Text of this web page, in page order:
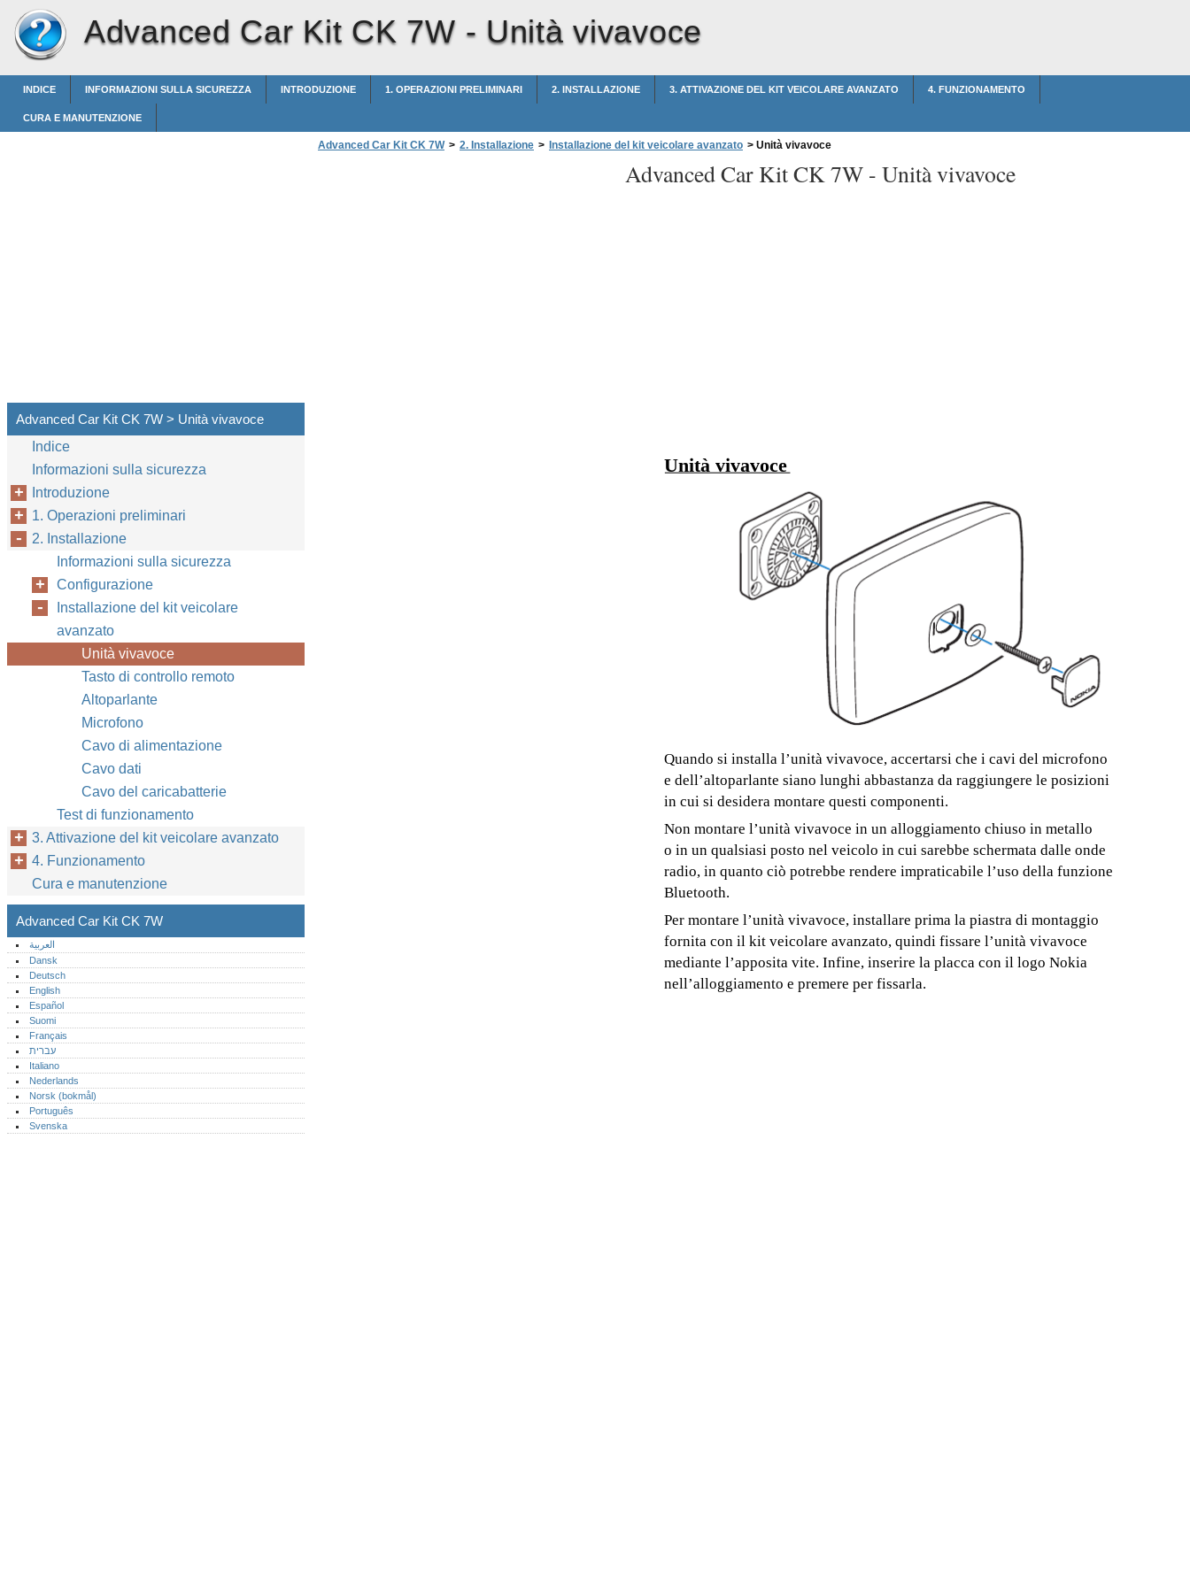
Advanced Car Kit CK 7W - Unità vivavoce
INDICE INFORMAZIONI SULLA SICUREZZA INTRODUZIONE 1. OPERAZIONI PRELIMINARI 2. INSTALLAZIONE 3. ATTIVAZIONE DEL KIT VEICOLARE AVANZATO 4. FUNZIONAMENTO
CURA E MANUTENZIONE
Advanced Car Kit CK 7W > 2. Installazione > Installazione del kit veicolare avanzato > Unità vivavoce
Advanced Car Kit CK 7W - Unità vivavoce
Unità vivavoce
Quando si installa l’unità vivavoce, accertarsi che i cavi del microfono
e dell’altoparlante siano lunghi abbastanza da raggiungere le posizioni
in cui si desidera montare questi componenti.
Non montare l’unità vivavoce in un alloggiamento chiuso in metallo
o in un qualsiasi posto nel veicolo in cui sarebbe schermata dalle onde
radio, in quanto ciò potrebbe rendere impraticabile l’uso della funzione
Bluetooth.
Per montare l’unità vivavoce, installare prima la piastra di montaggio
fornita con il kit veicolare avanzato, quindi fissare l’unità vivavoce
mediante l’apposita vite. Infine, inserire la placca con il logo Nokia
nell’alloggiamento e premere per fissarla.
Advanced Car Kit CK 7W > Unità vivavoce
Indice
Informazioni sulla sicurezza
Introduzione
1. Operazioni preliminari
2. Installazione
Informazioni sulla sicurezza
Configurazione
Installazione del kit veicolare
avanzato
Unità vivavoce
Tasto di controllo remoto
Altoparlante
Microfono
Cavo di alimentazione
Cavo dati
Cavo del caricabatterie
Test di funzionamento
3. Attivazione del kit veicolare avanzato
4. Funzionamento
Cura e manutenzione
Advanced Car Kit CK 7W
العربية
Dansk
Deutsch
English
Español
Suomi
Français
עברית
Italiano
Nederlands
Norsk (bokmål)‎
Português‎
Svenska